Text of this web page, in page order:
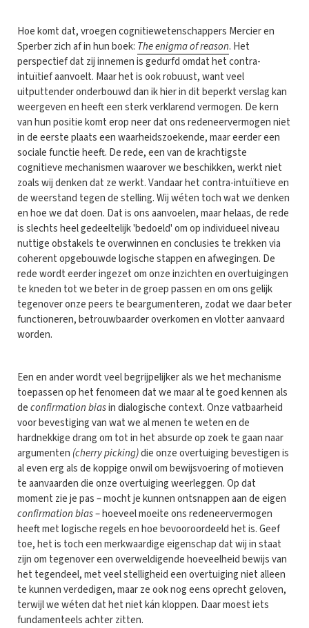
Hoe komt dat, vroegen cognitiewetenschappers Mercier en
Sperber zich af in hun boek: The enigma of reason. Het
perspectief dat zij innemen is gedurfd omdat het contra-
intuïtief aanvoelt. Maar het is ook robuust, want veel
uitputtender onderbouwd dan ik hier in dit beperkt verslag kan
weergeven en heeft een sterk verklarend vermogen. De kern
van hun positie komt erop neer dat ons redeneervermogen niet
in de eerste plaats een waarheidszoekende, maar eerder een
sociale functie heeft. De rede, een van de krachtigste
cognitieve mechanismen waarover we beschikken, werkt niet
zoals wij denken dat ze werkt. Vandaar het contra-intuïtieve en
de weerstand tegen de stelling. Wij wéten toch wat we denken
en hoe we dat doen. Dat is ons aanvoelen, maar helaas, de rede
is slechts heel gedeeltelijk 'bedoeld' om op individueel niveau
nuttige obstakels te overwinnen en conclusies te trekken via
coherent opgebouwde logische stappen en afwegingen. De
rede wordt eerder ingezet om onze inzichten en overtuigingen
te kneden tot we beter in de groep passen en om ons gelijk
tegenover onze peers te beargumenteren, zodat we daar beter
functioneren, betrouwbaarder overkomen en vlotter aanvaard
worden.
Een en ander wordt veel begrijpelijker als we het mechanisme
toepassen op het fenomeen dat we maar al te goed kennen als
deconfirmation biasin dialogische context. Onze vatbaarheid
voor bevestiging van wat we al menen te weten en de
hardnekkige drang om tot in het absurde op zoek te gaan naar
argumenten (cherry picking)die onze overtuiging bevestigen is
al even erg als de koppige onwil om bewijsvoering of motieven
te aanvaarden die onze overtuiging weerleggen. Op dat
moment zie je pas – mocht je kunnen ontsnappen aan de eigen
confirmation bias– hoeveel moeite ons redeneervermogen
heeft met logische regels en hoe bevooroordeeld het is. Geef
toe, het is toch een merkwaardige eigenschap dat wij in staat
zijn om tegenover een overweldigende hoeveelheid bewijs van
het tegendeel, met veel stelligheid een overtuiging niet alleen
te kunnen verdedigen, maar ze ook nog eens oprecht geloven,
terwijl we wéten dat het niet kán kloppen. Daar moest iets
fundamenteels achter zitten.